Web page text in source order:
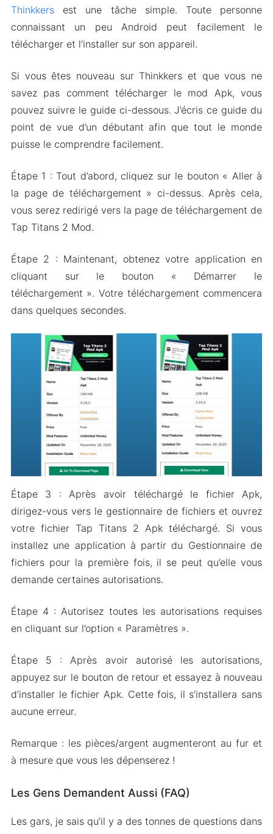
Thinkkersest une tâche simple. Toute personne
connaissant un peu Android peut facilement le
télécharger et l’installer sur son appareil.
Si vous êtes nouveau sur Thinkkers et que vous ne
savez pas comment télécharger le mod Apk, vous
pouvez suivre le guide ci-dessous. J’écris ce guide du
point de vue d’un débutant afin que tout le monde
puisse le comprendre facilement.
Étape 1 : Tout d’abord, cliquez sur le bouton « Aller à
la page de téléchargement » ci-dessus. Après cela,
vous serez redirigé vers la page de téléchargement de
Tap Titans 2 Mod.
Étape 2 : Maintenant, obtenez votre application en
cliquant sur le bouton « Démarrer le
téléchargement ». Votre téléchargement commencera
dans quelques secondes.
Étape 3 : Après avoir téléchargé le fichier Apk,
dirigez-vous vers le gestionnaire de fichiers et ouvrez
votre fichier Tap Titans 2 Apk téléchargé. Si vous
installez une application à partir du Gestionnaire de
fichiers pour la première fois, il se peut qu’elle vous
demande certaines autorisations.
Étape 4 : Autorisez toutes les autorisations requises
en cliquant sur l’option « Paramètres ».
Étape 5 : Après avoir autorisé les autorisations,
appuyez sur le bouton de retour et essayez à nouveau
d’installer le fichier Apk. Cette fois, il s’installera sans
aucune erreur.
Remarque : les pièces/argent augmenteront au fur et
à mesure que vous les dépenserez !
Les Gens Demandent Aussi (FAQ)
Les gars, je sais qu’il y a des tonnes de questions dans